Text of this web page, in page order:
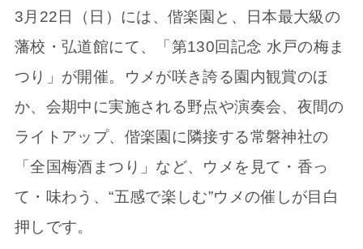
3月22日（日）には、偕楽園と、日本最大級の
藩校・弘道館にて、「第130回記念 水戸の梅ま
つり」が開催。ウメが咲き誇る園内観賞のほ
か、会期中に実施される野点や演奏会、夜間の
ライトアップ、偕楽園に隣接する常磐神社の
「全国梅酒まつり」など、ウメを見て・香っ
て・味わう、“五感で楽しむ”ウメの催しが目白
押しです。